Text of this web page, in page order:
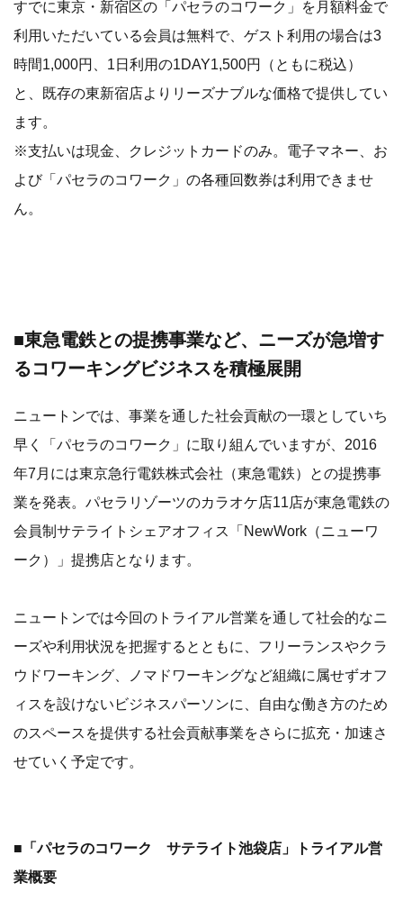
すでに東京・新宿区の「パセラのコワーク」を月額料金で
利用いただいている会員は無料で、ゲスト利用の場合は3
時間1,000円、1日利用の1DAY1,500円（ともに税込）
と、既存の東新宿店よりリーズナブルな価格で提供してい
ます。
※支払いは現金、クレジットカードのみ。電子マネー、お
よび「パセラのコワーク」の各種回数券は利用できませ
ん。
■東急電鉄との提携事業など、ニーズが急増す
るコワーキングビジネスを積極展開
ニュートンでは、事業を通した社会貢献の一環としていち
早く「パセラのコワーク」に取り組んでいますが、2016
年7月には東京急行電鉄株式会社（東急電鉄）との提携事
業を発表。パセラリゾーツのカラオケ店11店が東急電鉄の
会員制サテライトシェアオフィス「NewWork（ニューワ
ーク）」提携店となります。
ニュートンでは今回のトライアル営業を通して社会的なニ
ーズや利用状況を把握するとともに、フリーランスやクラ
ウドワーキング、ノマドワーキングなど組織に属せずオフ
ィスを設けないビジネスパーソンに、自由な働き方のため
のスペースを提供する社会貢献事業をさらに拡充・加速さ
せていく予定です。
■「パセラのコワーク サテライト池袋店」トライアル営
業概要